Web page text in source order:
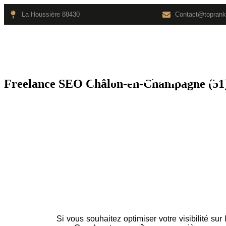
La Houssière 88430
Freelance SEO Châlon-en-Champagne
Si vous souhaitez optimiser votre visibilité sur